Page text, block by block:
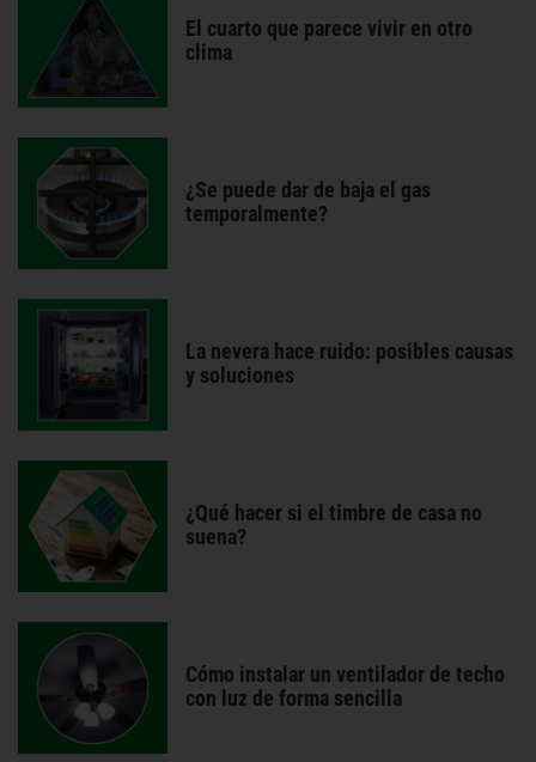
El cuarto que parece vivir en otro
clima
¿Se puede dar de baja el gas
temporalmente?
La nevera hace ruido: posibles causas
y soluciones
¿Qué hacer si el timbre de casa no
suena?
Cómo instalar un ventilador de techo
con luz de forma sencilla